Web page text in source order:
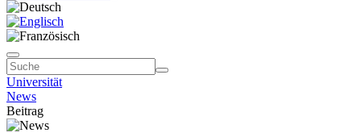
Universität
News
Beitrag